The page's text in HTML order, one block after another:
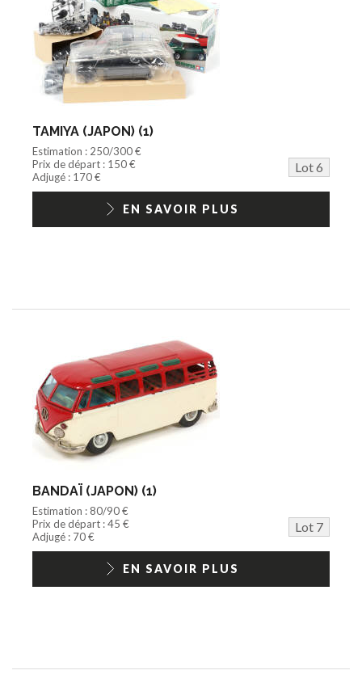
TAMIYA (JAPON) (1)
Estimation : 250/300 €
Prix de départ : 150 €
Lot 6
Adjugé : 170 €
EN SAVOIR PLUS
BANDAÏ (JAPON) (1)
Estimation : 80/90 €
Prix de départ : 45 €
Lot 7
Adjugé : 70 €
EN SAVOIR PLUS